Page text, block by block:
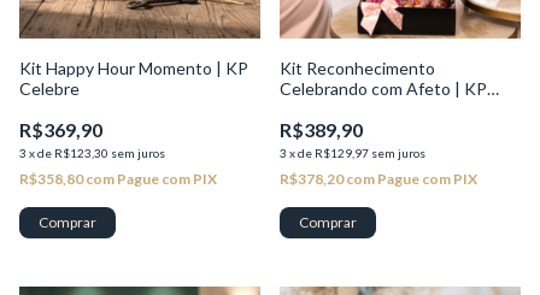
Kit Happy Hour Momento | KP
Celebre
R$369,90
3 xde R$123,30 sem juros
R$358,80com Pague com PIX
Kit Reconhecimento
Celebrando com Afeto | KP
R$389,90
3 xde R$129,97 sem juros
R$378,20com Pague com PIX